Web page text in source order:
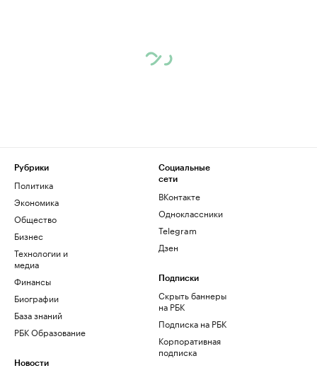
Рубрики
Политика
Экономика
Общество
Бизнес
Технологии и
медиа
Финансы
Биографии
База знаний
РБК Образование
Новости
Социальные
сети
ВКонтакте
Одноклассники
Telegram
Дзен
Подписки
Скрыть баннеры
на РБК
Подписка на РБК
Корпоративная
подписка